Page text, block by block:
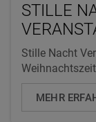
STILLE
Stille Nacht
Weihnachtszeit
MEHR